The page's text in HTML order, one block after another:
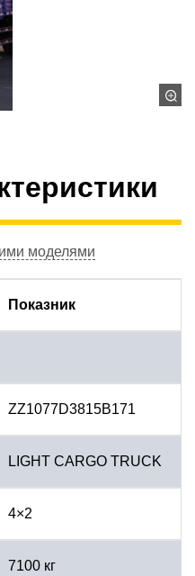
моделями
Показник
ZZ1077D3815B171
LIGHT CARGO TRUCK
4×2
7100 кг